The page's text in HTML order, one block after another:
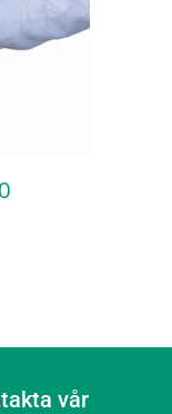
vår